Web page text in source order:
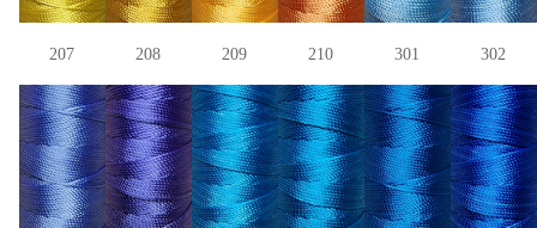
207 208 209 210 301 302